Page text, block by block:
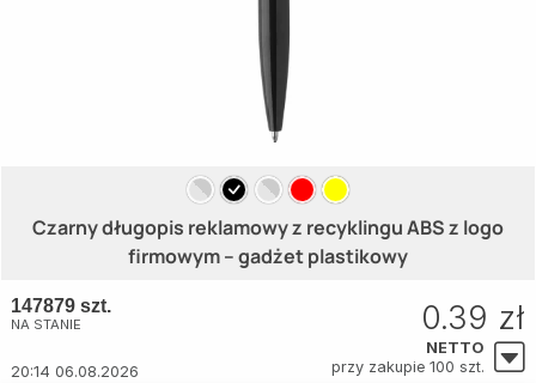
Czarny długopis reklamowy z recyklingu ABS z logo
firmowym – gadżet plastikowy
147879 szt.
NA STANIE
20:14 06.08.2026
0.39 zł
NETTO
przy zakupie 100 szt.